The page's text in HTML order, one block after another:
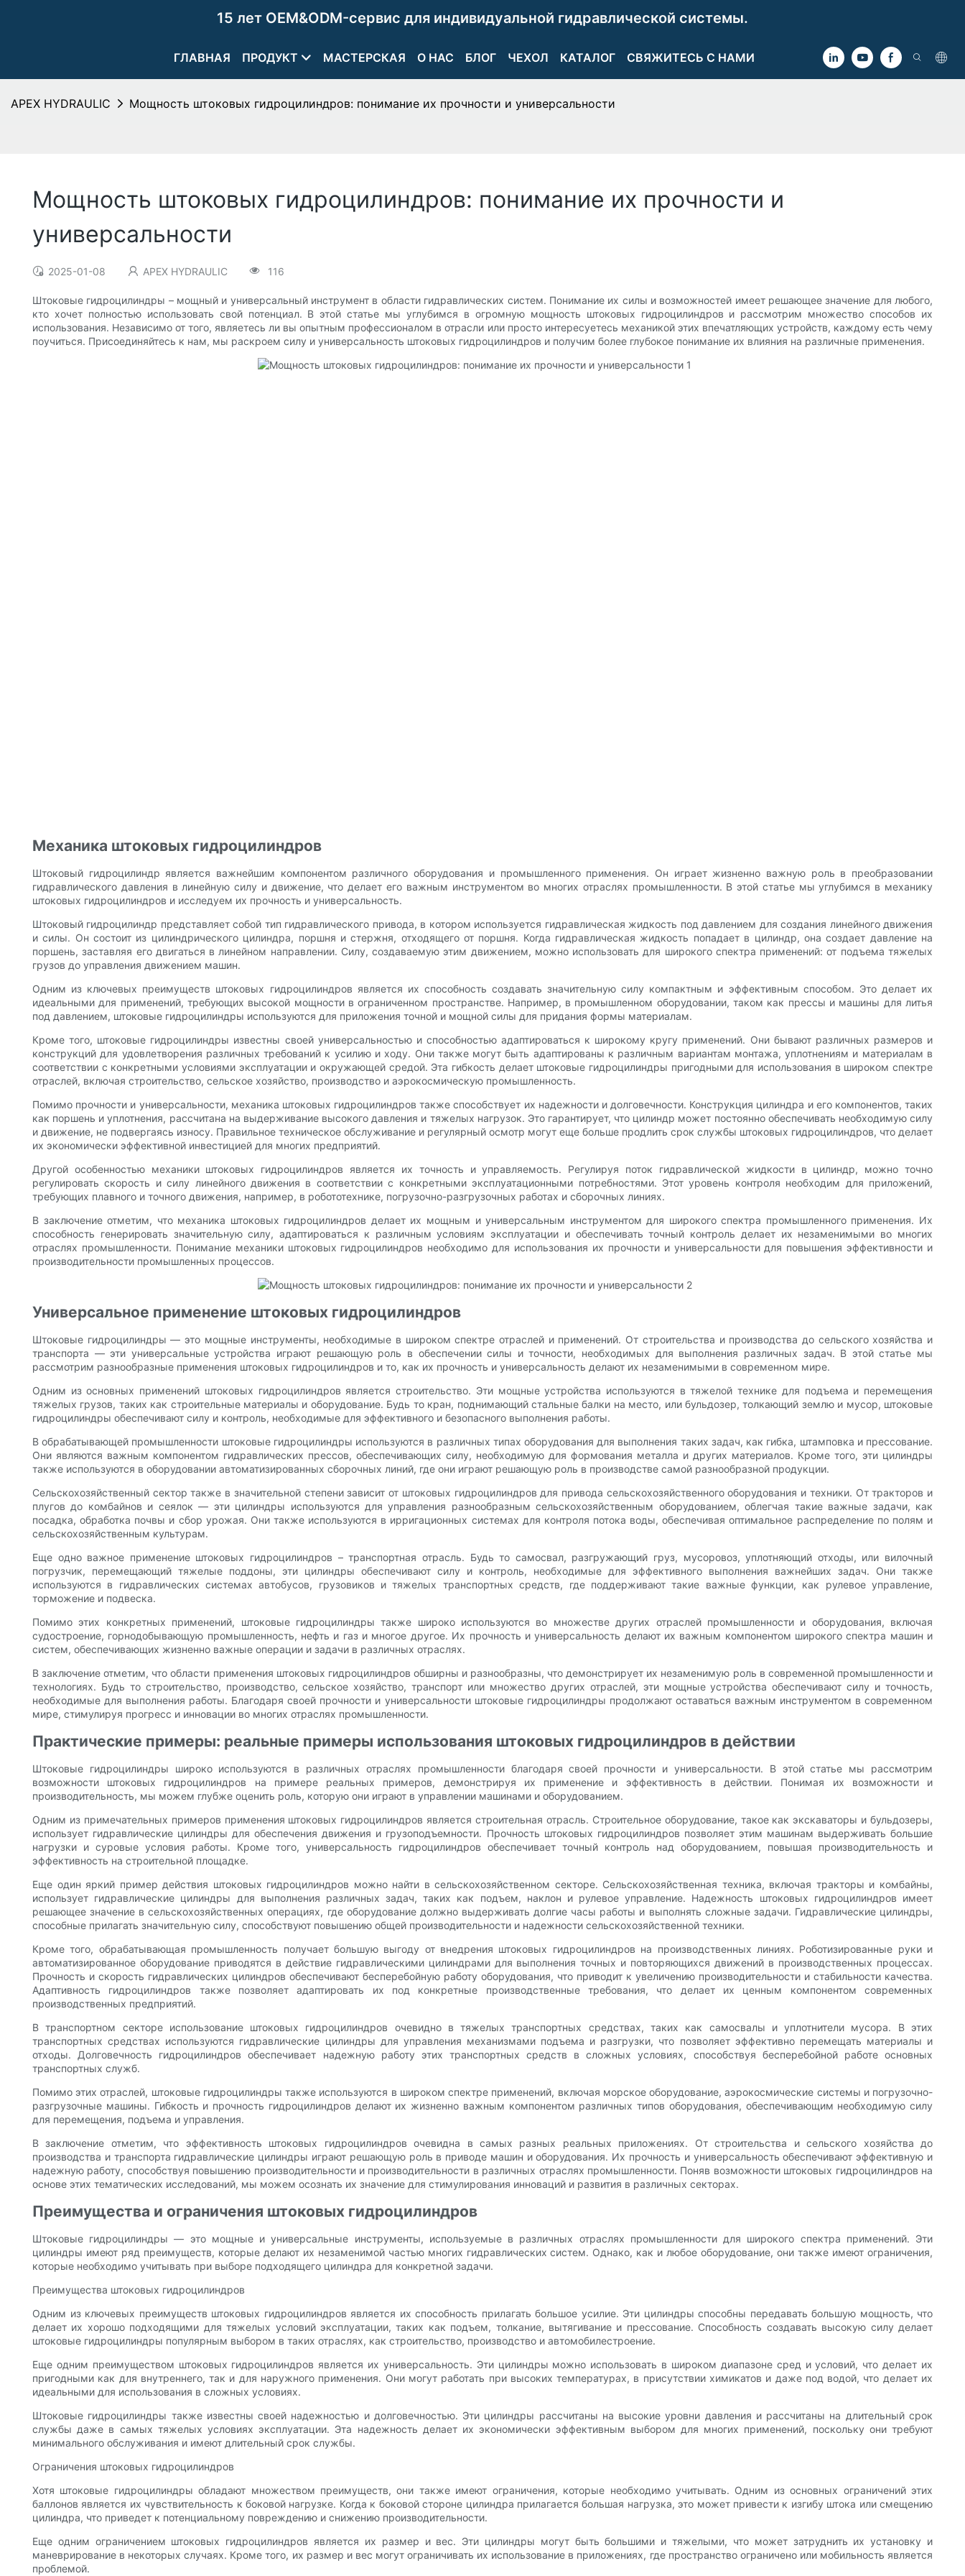
15 лет OEM&ODM-сервис для индивидуальной гидравлической системы.
ГЛАВНАЯ ПРОДУКТ МАСТЕРСКАЯ О НАС БЛОГ ЧЕХОЛ КАТАЛОГ СВЯЖИТЕСЬ С НАМИ
APEX HYDRAULIC Мощность штоковых гидроцилиндров: понимание их прочности и универсальности
Мощность штоковых гидроцилиндров: понимание их прочности и
универсальности
2025-01-08 APEX HYDRAULIC 116
Штоковые гидроцилиндры – мощный и универсальный инструмент в области гидравлических систем. Понимание их силы и возможностей имеет решающее значение для любого,
кто хочет полностью использовать свой потенциал. В этой статье мы углубимся в огромную мощность штоковых гидроцилиндров и рассмотрим множество способов их
использования. Независимо от того, являетесь ли вы опытным профессионалом в отрасли или просто интересуетесь механикой этих впечатляющих устройств, каждому есть чему
поучиться. Присоединяйтесь к нам, мы раскроем силу и универсальность штоковых гидроцилиндров и получим более глубокое понимание их влияния на различные применения.
Механика штоковых гидроцилиндров
Штоковый гидроцилиндр является важнейшим компонентом различного оборудования и промышленного применения. Он играет жизненно важную роль в преобразовании
гидравлического давления в линейную силу и движение, что делает его важным инструментом во многих отраслях промышленности. В этой статье мы углубимся в механику
штоковых гидроцилиндров и исследуем их прочность и универсальность.
Штоковый гидроцилиндр представляет собой тип гидравлического привода, в котором используется гидравлическая жидкость под давлением для создания линейного движения
и силы. Он состоит из цилиндрического цилиндра, поршня и стержня, отходящего от поршня. Когда гидравлическая жидкость попадает в цилиндр, она создает давление на
поршень, заставляя его двигаться в линейном направлении. Силу, создаваемую этим движением, можно использовать для широкого спектра применений: от подъема тяжелых
грузов до управления движением машин.
Одним из ключевых преимуществ штоковых гидроцилиндров является их способность создавать значительную силу компактным и эффективным способом. Это делает их
идеальными для применений, требующих высокой мощности в ограниченном пространстве. Например, в промышленном оборудовании, таком как прессы и машины для литья
под давлением, штоковые гидроцилиндры используются для приложения точной и мощной силы для придания формы материалам.
Кроме того, штоковые гидроцилиндры известны своей универсальностью и способностью адаптироваться к широкому кругу применений. Они бывают различных размеров и
конструкций для удовлетворения различных требований к усилию и ходу. Они также могут быть адаптированы к различным вариантам монтажа, уплотнениям и материалам в
соответствии с конкретными условиями эксплуатации и окружающей средой. Эта гибкость делает штоковые гидроцилиндры пригодными для использования в широком спектре
отраслей, включая строительство, сельское хозяйство, производство и аэрокосмическую промышленность.
Помимо прочности и универсальности, механика штоковых гидроцилиндров также способствует их надежности и долговечности. Конструкция цилиндра и его компонентов, таких
как поршень и уплотнения, рассчитана на выдерживание высокого давления и тяжелых нагрузок. Это гарантирует, что цилиндр может постоянно обеспечивать необходимую силу
и движение, не подвергаясь износу. Правильное техническое обслуживание и регулярный осмотр могут еще больше продлить срок службы штоковых гидроцилиндров, что делает
их экономически эффективной инвестицией для многих предприятий.
Другой особенностью механики штоковых гидроцилиндров является их точность и управляемость. Регулируя поток гидравлической жидкости в цилиндр, можно точно
регулировать скорость и силу линейного движения в соответствии с конкретными эксплуатационными потребностями. Этот уровень контроля необходим для приложений,
требующих плавного и точного движения, например, в робототехнике, погрузочно-разгрузочных работах и ​​сборочных линиях.
В заключение отметим, что механика штоковых гидроцилиндров делает их мощным и универсальным инструментом для широкого спектра промышленного применения. Их
способность генерировать значительную силу, адаптироваться к различным условиям эксплуатации и обеспечивать точный контроль делает их незаменимыми во многих
отраслях промышленности. Понимание механики штоковых гидроцилиндров необходимо для использования их прочности и универсальности для повышения эффективности и
производительности промышленных процессов.
Универсальное применение штоковых гидроцилиндров
Штоковые гидроцилиндры — это мощные инструменты, необходимые в широком спектре отраслей и применений. От строительства и производства до сельского хозяйства и
транспорта — эти универсальные устройства играют решающую роль в обеспечении силы и точности, необходимых для выполнения различных задач. В этой статье мы
рассмотрим разнообразные применения штоковых гидроцилиндров и то, как их прочность и универсальность делают их незаменимыми в современном мире.
Одним из основных применений штоковых гидроцилиндров является строительство. Эти мощные устройства используются в тяжелой технике для подъема и перемещения
тяжелых грузов, таких как строительные материалы и оборудование. Будь то кран, поднимающий стальные балки на место, или бульдозер, толкающий землю и мусор, штоковые
гидроцилиндры обеспечивают силу и контроль, необходимые для эффективного и безопасного выполнения работы.
В обрабатывающей промышленности штоковые гидроцилиндры используются в различных типах оборудования для выполнения таких задач, как гибка, штамповка и прессование.
Они являются важным компонентом гидравлических прессов, обеспечивающих силу, необходимую для формования металла и других материалов. Кроме того, эти цилиндры
также используются в оборудовании автоматизированных сборочных линий, где они играют решающую роль в производстве самой разнообразной продукции.
Сельскохозяйственный сектор также в значительной степени зависит от штоковых гидроцилиндров для привода сельскохозяйственного оборудования и техники. От тракторов и
плугов до комбайнов и сеялок — эти цилиндры используются для управления разнообразным сельскохозяйственным оборудованием, облегчая такие важные задачи, как
посадка, обработка почвы и сбор урожая. Они также используются в ирригационных системах для контроля потока воды, обеспечивая оптимальное распределение по полям и
сельскохозяйственным культурам.
Еще одно важное применение штоковых гидроцилиндров – транспортная отрасль. Будь то самосвал, разгружающий груз, мусоровоз, уплотняющий отходы, или вилочный
погрузчик, перемещающий тяжелые поддоны, эти цилиндры обеспечивают силу и контроль, необходимые для эффективного выполнения важнейших задач. Они также
используются в гидравлических системах автобусов, грузовиков и тяжелых транспортных средств, где поддерживают такие важные функции, как рулевое управление,
торможение и подвеска.
Помимо этих конкретных применений, штоковые гидроцилиндры также широко используются во множестве других отраслей промышленности и оборудования, включая
судостроение, горнодобывающую промышленность, нефть и газ и многое другое. Их прочность и универсальность делают их важным компонентом широкого спектра машин и
систем, обеспечивающих жизненно важные операции и задачи в различных отраслях.
В заключение отметим, что области применения штоковых гидроцилиндров обширны и разнообразны, что демонстрирует их незаменимую роль в современной промышленности и
технологиях. Будь то строительство, производство, сельское хозяйство, транспорт или множество других отраслей, эти мощные устройства обеспечивают силу и точность,
необходимые для выполнения работы. Благодаря своей прочности и универсальности штоковые гидроцилиндры продолжают оставаться важным инструментом в современном
мире, стимулируя прогресс и инновации во многих отраслях промышленности.
Практические примеры: реальные примеры использования штоковых гидроцилиндров в действии
Штоковые гидроцилиндры широко используются в различных отраслях промышленности благодаря своей прочности и универсальности. В этой статье мы рассмотрим
возможности штоковых гидроцилиндров на примере реальных примеров, демонстрируя их применение и эффективность в действии. Понимая их возможности и
производительность, мы можем глубже оценить роль, которую они играют в управлении машинами и оборудованием.
Одним из примечательных примеров применения штоковых гидроцилиндров является строительная отрасль. Строительное оборудование, такое как экскаваторы и бульдозеры,
использует гидравлические цилиндры для обеспечения движения и грузоподъемности. Прочность штоковых гидроцилиндров позволяет этим машинам выдерживать большие
нагрузки и суровые условия работы. Кроме того, универсальность гидроцилиндров обеспечивает точный контроль над оборудованием, повышая производительность и
эффективность на строительной площадке.
Еще один яркий пример действия штоковых гидроцилиндров можно найти в сельскохозяйственном секторе. Сельскохозяйственная техника, включая тракторы и комбайны,
использует гидравлические цилиндры для выполнения различных задач, таких как подъем, наклон и рулевое управление. Надежность штоковых гидроцилиндров имеет
решающее значение в сельскохозяйственных операциях, где оборудование должно выдерживать долгие часы работы и выполнять сложные задачи. Гидравлические цилиндры,
способные прилагать значительную силу, способствуют повышению общей производительности и надежности сельскохозяйственной техники.
Кроме того, обрабатывающая промышленность получает большую выгоду от внедрения штоковых гидроцилиндров на производственных линиях. Роботизированные руки и
автоматизированное оборудование приводятся в действие гидравлическими цилиндрами для выполнения точных и повторяющихся движений в производственных процессах.
Прочность и скорость гидравлических цилиндров обеспечивают бесперебойную работу оборудования, что приводит к увеличению производительности и стабильности качества.
Адаптивность гидроцилиндров также позволяет адаптировать их под конкретные производственные требования, что делает их ценным компонентом современных
производственных предприятий.
В транспортном секторе использование штоковых гидроцилиндров очевидно в тяжелых транспортных средствах, таких как самосвалы и уплотнители мусора. В этих
транспортных средствах используются гидравлические цилиндры для управления механизмами подъема и разгрузки, что позволяет эффективно перемещать материалы и
отходы. Долговечность гидроцилиндров обеспечивает надежную работу этих транспортных средств в сложных условиях, способствуя бесперебойной работе основных
транспортных служб.
Помимо этих отраслей, штоковые гидроцилиндры также используются в широком спектре применений, включая морское оборудование, аэрокосмические системы и погрузочно-
разгрузочные машины. Гибкость и прочность гидроцилиндров делают их жизненно важным компонентом различных типов оборудования, обеспечивающим необходимую силу
для перемещения, подъема и управления.
В заключение отметим, что эффективность штоковых гидроцилиндров очевидна в самых разных реальных приложениях. От строительства и сельского хозяйства до
производства и транспорта гидравлические цилиндры играют решающую роль в приводе машин и оборудования. Их прочность и универсальность обеспечивают эффективную и
надежную работу, способствуя повышению производительности и производительности в различных отраслях промышленности. Поняв возможности штоковых гидроцилиндров на
основе этих тематических исследований, мы можем осознать их значение для стимулирования инноваций и развития в различных секторах.
Преимущества и ограничения штоковых гидроцилиндров
Штоковые гидроцилиндры — это мощные и универсальные инструменты, используемые в различных отраслях промышленности для широкого спектра применений. Эти
цилиндры имеют ряд преимуществ, которые делают их незаменимой частью многих гидравлических систем. Однако, как и любое оборудование, они также имеют ограничения,
которые необходимо учитывать при выборе подходящего цилиндра для конкретной задачи.
Преимущества штоковых гидроцилиндров
Одним из ключевых преимуществ штоковых гидроцилиндров является их способность прилагать большое усилие. Эти цилиндры способны передавать большую мощность, что
делает их хорошо подходящими для тяжелых условий эксплуатации, таких как подъем, толкание, вытягивание и прессование. Способность создавать высокую силу делает
штоковые гидроцилиндры популярным выбором в таких отраслях, как строительство, производство и автомобилестроение.
Еще одним преимуществом штоковых гидроцилиндров является их универсальность. Эти цилиндры можно использовать в широком диапазоне сред и условий, что делает их
пригодными как для внутреннего, так и для наружного применения. Они могут работать при высоких температурах, в присутствии химикатов и даже под водой, что делает их
идеальными для использования в сложных условиях.
Штоковые гидроцилиндры также известны своей надежностью и долговечностью. Эти цилиндры рассчитаны на высокие уровни давления и рассчитаны на длительный срок
службы даже в самых тяжелых условиях эксплуатации. Эта надежность делает их экономически эффективным выбором для многих применений, поскольку они требуют
минимального обслуживания и имеют длительный срок службы.
Ограничения штоковых гидроцилиндров
Хотя штоковые гидроцилиндры обладают множеством преимуществ, они также имеют ограничения, которые необходимо учитывать. Одним из основных ограничений этих
баллонов является их чувствительность к боковой нагрузке. Когда к боковой стороне цилиндра прилагается большая нагрузка, это может привести к изгибу штока или смещению
цилиндра, что приведет к потенциальному повреждению и снижению производительности.
Еще одним ограничением штоковых гидроцилиндров является их размер и вес. Эти цилиндры могут быть большими и тяжелыми, что может затруднить их установку и
маневрирование в некоторых случаях. Кроме того, их размер и вес могут ограничивать их использование в приложениях, где пространство ограничено или мобильность является
проблемой.